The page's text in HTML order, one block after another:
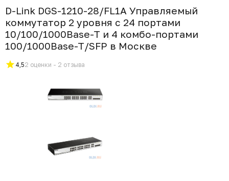
D-Link DGS-1210-28/FL1A Управляемый
коммутатор 2 уровня с 24 портами
10/100/1000Base-T и 4 комбо-портами
100/1000Base-T/SFP в Москвe
4,52 оценки - 2 отзыва